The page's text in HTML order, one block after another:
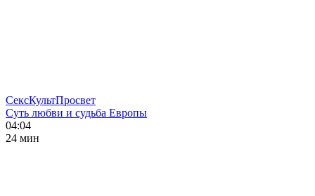
СексКультПросвет
Суть любви и судьба Европы
04:04
24 мин